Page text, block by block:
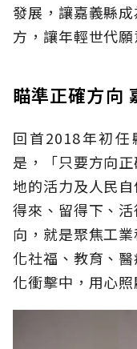
發展，讓嘉義縣
方，讓年輕世代願
瞄準正確方向
回首2018年初
是，「只要方向
地的活力及人民
得來、留得下、
向，就是聚焦工
化社福、教育、
化衝擊中，用心